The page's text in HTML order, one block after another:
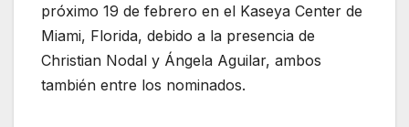
próximo 19 de febrero en el Kaseya Center de
Miami, Florida, debido a la presencia de
Christian Nodal y Ángela Aguilar, ambos
también entre los nominados.